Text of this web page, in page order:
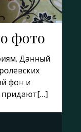
фото
Данный
фон и
придают[…]